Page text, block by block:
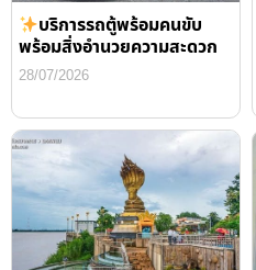
บริการรถตู้พร้อมคนขับ
พร้อมสิ่งอำนวยความสะดวก
28/07/2026